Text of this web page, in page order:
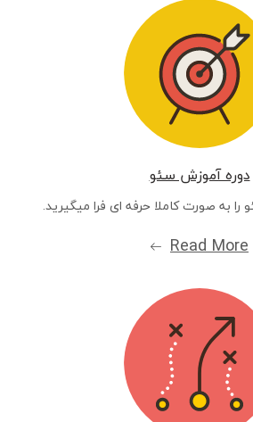
دوره آموزش سئو
را به صورت کاملا حرفه ای فرا میگیرید.
Read More